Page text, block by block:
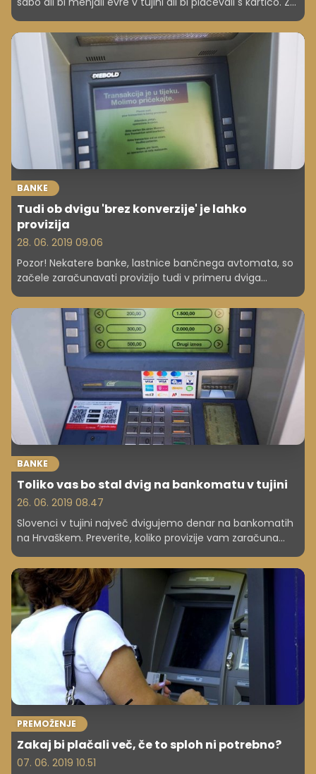
BANKE
Tudi ob dvigu 'brez konverzije' je lahko
provizija
28. 06. 2019 09.06
Pozor! Nekatere banke, lastnice bančnega avtomata, so
začele zaračunavati provizijo tudi v primeru dviga
gotovine brez konverzije. Preverite, kako se lahko
izognete dodatnim stroškom!
BANKE
Toliko vas bo stal dvig na bankomatu v tujini
26. 06. 2019 08.47
Slovenci v tujini največ dvigujemo denar na bankomatih
na Hrvaškem. Preverite, koliko provizije vam zaračuna
banka ob dvigu in koliko denarja lahko največ dvignete.
Pa še nekaj - bolje bo, če ne dvigujete gotovine s
kreditnimi karticami!
PREMOŽENJE
Zakaj bi plačali več, če to sploh ni potrebno?
07. 06. 2019 10.51